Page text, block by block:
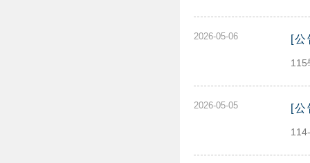
2026-05-06 [
115
2026-05-05 [